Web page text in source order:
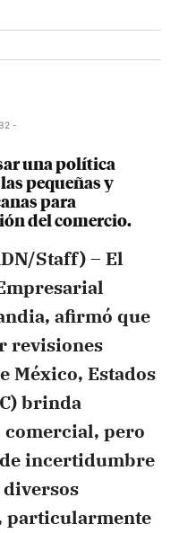
-
una política
pequeñas y
para
del comercio.
Staff) –El
afirmó que
revisiones
México, Estados
brinda
pero
incertidumbre
particularmente